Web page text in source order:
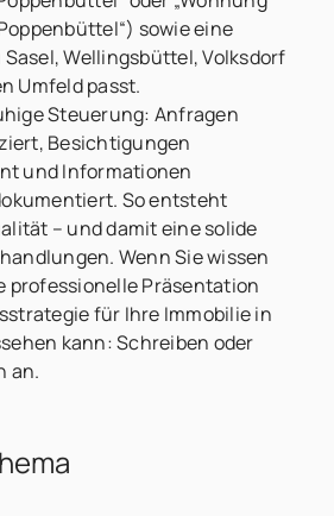
sowie eine
Wellingsbüttel, Volksdorf
Umfeld passt.
Steuerung: Anfragen
Besichtigungen
und Informationen
So entsteht
– und damit eine solide
Wenn Sie wissen
professionelle Präsentation
für Ihre Immobilie in
kann: Schreiben oder
an.